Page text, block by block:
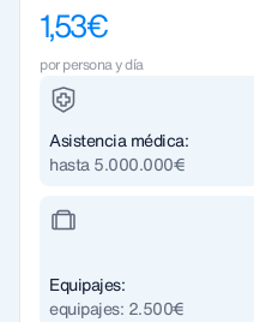
1,53€
por persona y día
Asistencia médica:
hasta 5.000.000€
Equipajes:
equipajes: 2.500€